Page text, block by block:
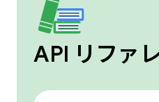
API リファ